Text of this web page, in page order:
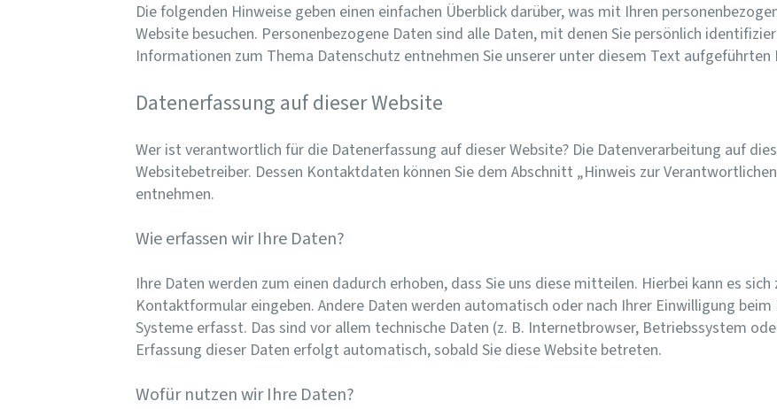
Die folgenden Hinweise geben einen einfachen Überblick darüber, was mit Ihren
Website besuchen. Personenbezogene Daten sind alle Daten, mit denen Sie persönlich
Informationen zum Thema Datenschutz entnehmen Sie unserer unter diesem Text aufgeführten
Datenerfassung auf dieser Website
Wer ist verantwortlich für die Datenerfassung auf dieser Website? Die Datenverarbeitung auf
Websitebetreiber. Dessen Kontaktdaten können Sie dem Abschnitt „Hinweis zur
entnehmen.
Wie erfassen wir Ihre Daten?
Ihre Daten werden zum einen dadurch erhoben, dass Sie uns diese mitteilen. Hierbei kann es sich
Kontaktformular eingeben. Andere Daten werden automatisch oder nach Ihrer Einwilligung beim
Systeme erfasst. Das sind vor allem technische Daten (z. B. Internetbrowser, Betriebssystem
Erfassung dieser Daten erfolgt automatisch, sobald Sie diese Website betreten.
Wofür nutzen wir Ihre Daten?